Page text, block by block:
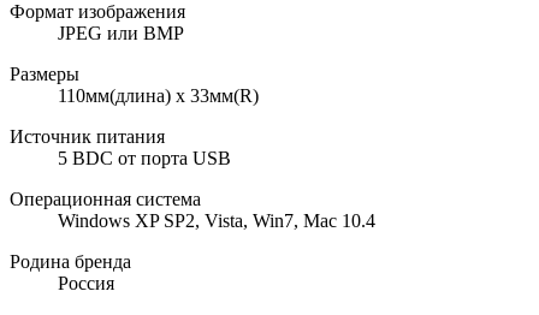
Формат изображения
JPEG или BMP
Размеры
110мм(длина) х 33мм(R)
Источник питания
5 ВDC от порта USB
Операционная система
Windows XP SP2, Vista, Win7, Mac 10.4
Родина бренда
Россия